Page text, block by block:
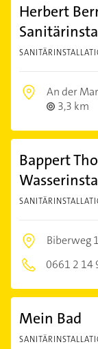
Herbert
An der
3,3 km
Bappert
Biberweg
0661 2 14
Mein Bad